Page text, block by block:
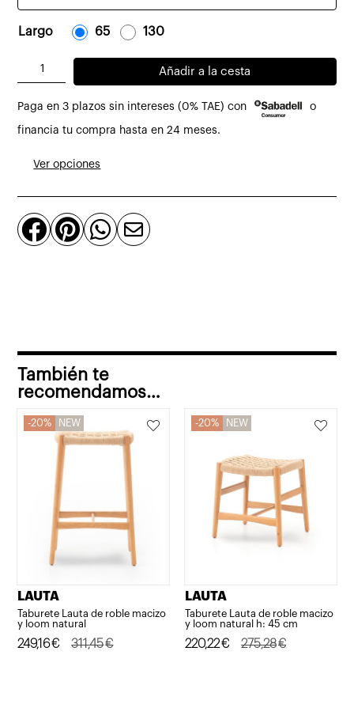
Largo 65 -130
Banco
de
roble
loom
natural
cantidad
Añadir a la cesta
Paga en 3 plazos sin intereses (0% TAE) con o
financia tu compra hasta en 24 meses.
Ver opciones
   
También te
recomendamos…
20% NEW
LAUTA
Taburete Lauta de roble macizo
y loom natural
311,45€
El
249,16€
El
20% NEW
LAUTA
Taburete Lauta de roble macizo
y loom natural h: 45 cm
275,28€
El
220,22€
El